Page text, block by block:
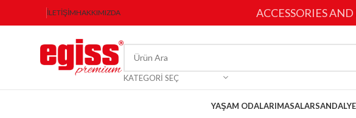
İLETIŞIMHAKKIMIZDA ACCESSORIES
KATEGORI SEÇ
YAŞAM ODALARIMASALAR